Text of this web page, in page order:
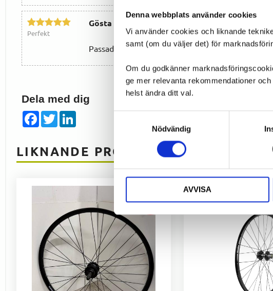
Denna webbplats använder cookies
Vi använder cookies och liknande
samt (om du väljer det) för
Om du godkänner
ge mer relevanta rekommendationer
helst ändra ditt val.
Nödvändig
AVVISA
Dela med dig
Facebook
Twitter
Perfekt
Gösta Mats-Håkan H.
Passade perfekt på min Crescent Kebne, så nära
LIKNANDE PRODUKTER
18%